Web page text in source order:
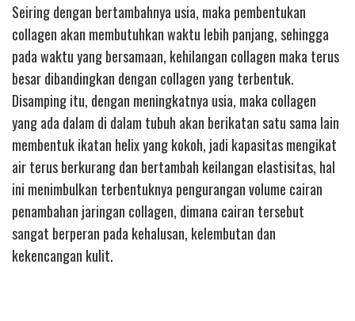
Seiring dengan bertambahnya usia, maka pembentukan
collagen akan membutuhkan waktu lebih panjang, sehingga
pada waktu yang bersamaan, kehilangan collagen maka terus
besar dibandingkan dengan collagen yang terbentuk.
Disamping itu, dengan meningkatnya usia, maka collagen
yang ada dalam di dalam tubuh akan berikatan satu sama lain
membentuk ikatan helix yang kokoh, jadi kapasitas mengikat
air terus berkurang dan bertambah keilangan elastisitas, hal
ini menimbulkan terbentuknya pengurangan volume cairan
penambahan jaringan collagen, dimana cairan tersebut
sangat berperan pada kehalusan, kelembutan dan
kekencangan kulit.